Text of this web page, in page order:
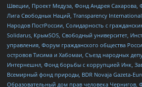
Швеции, Проект Медуза, Фонд Андрея Сахарова,
Лига Свободных Наций, Transparеncy
Народов ПостРоссии, Солидарность с
Solidarus, КрымSOS, Свободный университет,
управления, Форум гражданского общества
островов Тисима и Хабомаи, Съезд народных
Интернешнл, Фонд борьбы с коррупцией Инк,
Всемирный фонд природы, BDR Novaja Gazeta-
Образовательный дом прав человека Чернигов,